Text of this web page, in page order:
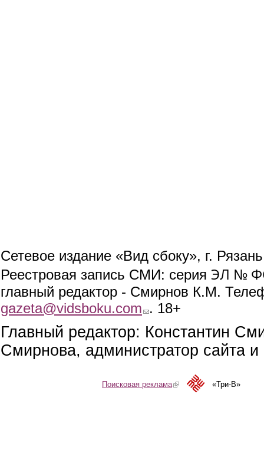
Сетевое издание «Вид сбоку», г.
Реестровая запись СМИ: серия ЭЛ №
главный редактор - Смирнов К.М.
gazeta@vidsboku.com (link sends e-mail)
. 18+
Главный редактор: Константин
Смирнова, администратор сайта
Поисковая реклама(link is external)«Три-В»